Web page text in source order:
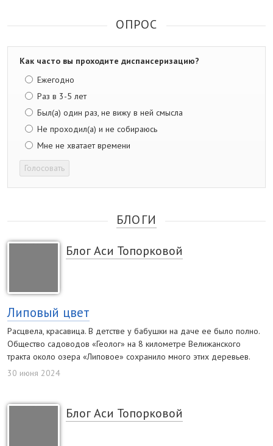
ОПРОС
Как часто вы проходите диспансеризацию?
Ежегодно
Раз в 3-5 лет
Был(а) один раз, не вижу в ней смысла
Не проходил(а) и не собираюсь
Мне не хватает времени
Голосовать
БЛОГИ
Блог Аси Топорковой
Липовый цвет
Расцвела, красавица. В детстве у бабушки на даче ее было полно.
Общество садоводов «Геолог» на 8 километре Велижанского
тракта около озера «Липовое» сохранило много этих деревьев.
30 июня 2024
Блог Аси Топорковой